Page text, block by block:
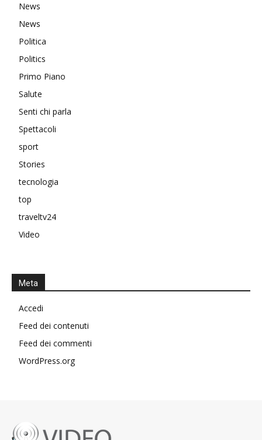
News
News
Politica
Politics
Primo Piano
Salute
Senti chi parla
Spettacoli
sport
Stories
tecnologia
top
traveltv24
Video
Meta
Accedi
Feed dei contenuti
Feed dei commenti
WordPress.org